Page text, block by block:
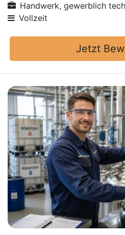
Handwerk, gewerblich
Vollzeit
Jetzt